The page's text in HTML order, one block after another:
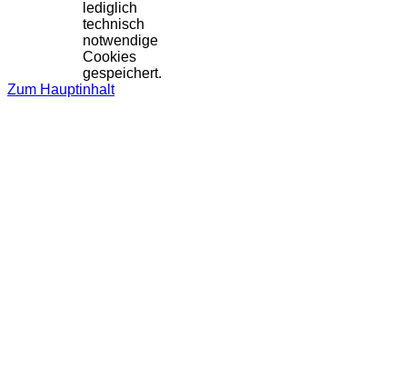
lediglich
technisch
notwendige
Cookies
gespeichert.
Zum Hauptinhalt